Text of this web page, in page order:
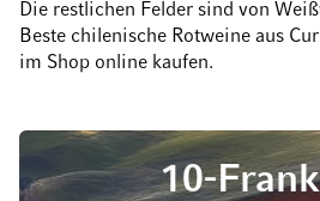
Die restlichen Felder sind von
Beste chilenische Rotweine aus
im Shop online kaufen.
10-